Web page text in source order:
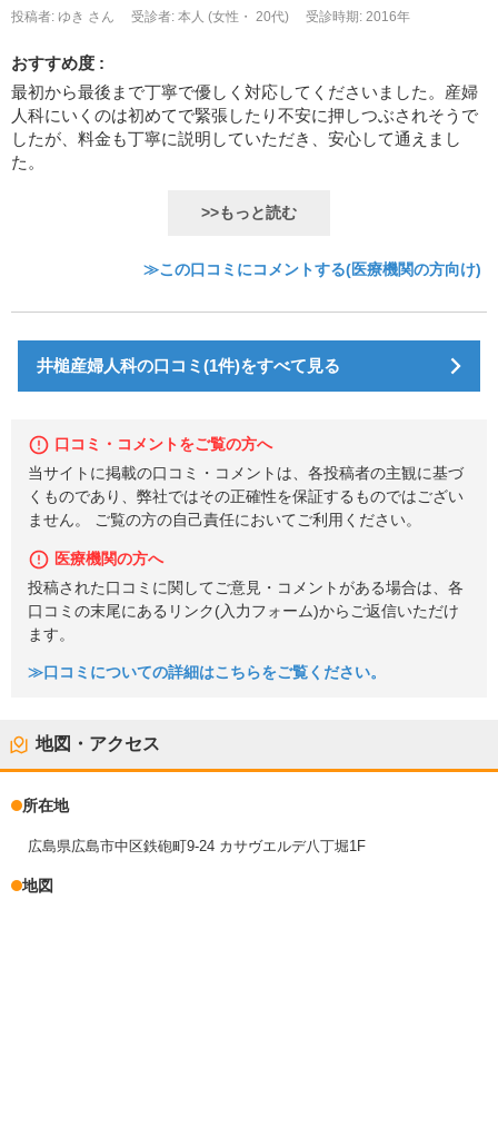
投稿者: ゆき さん
受診者: 本人 (女性・ 20代) 受診時期: 2016年
おすすめ度 :
最初から最後まで丁寧で優しく対応してくださいました。産婦
人科にいくのは初めてで緊張したり不安に押しつぶされそうで
したが、料金も丁寧に説明していただき、安心して通えまし
た。
>>もっと読む
≫この口コミにコメントする(医療機関の方向け)
井槌産婦人科の口コミ(1件)をすべて見る
口コミ・コメントをご覧の方へ
当サイトに掲載の口コミ・コメントは、各投稿者の主観に基づ
くものであり、弊社ではその正確性を保証するものではござい
ません。 ご覧の方の自己責任においてご利用ください。
医療機関の方へ
投稿された口コミに関してご意見・コメントがある場合は、各
口コミの末尾にあるリンク(入力フォーム)からご返信いただけ
ます。
≫口コミについての詳細はこちらをご覧ください。
地図・アクセス
所在地
広島県広島市中区鉄砲町9-24 カサヴエルデ八丁堀1F
地図